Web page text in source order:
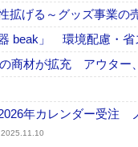
げる～グッズ事業の
beak」 環境配慮・省
商材が拡充 アウター
年カレンダー受注
2025.11.10